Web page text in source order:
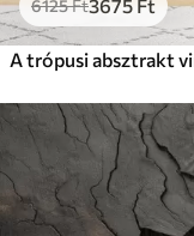
6125Ft3675 Ft